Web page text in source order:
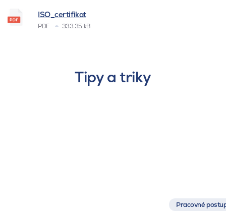
ISO_certifikat
PDF 333.35 kB
Tipy a triky
Pracovné